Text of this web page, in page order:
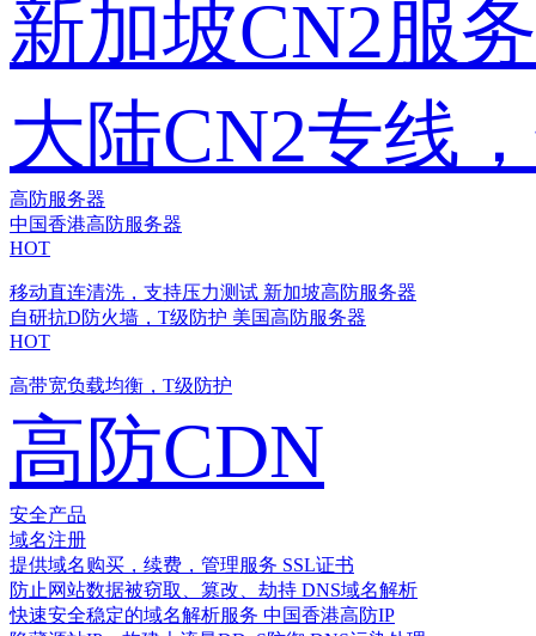
新加坡CN2服
大陆CN2专线
高防服务器
中国香港高防服务器
HOT
移动直连清洗，支持压力测试 新加坡高防服务器
自研抗D防火墙，T级防护 美国高防服务器
HOT
高带宽负载均衡，T级防护
高防CDN
安全产品
域名注册
提供域名购买，续费，管理服务 SSL证书
防止网站数据被窃取、篡改、劫持 DNS域名解析
快速安全稳定的域名解析服务 中国香港高防IP